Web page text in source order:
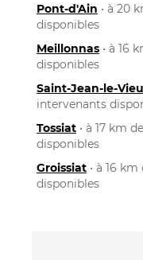
Pont-d'Ain • à 20
disponibles
Meillonnas • à 16
disponibles
Saint-Jean-le-
intervenants
Tossiat • à 17 km
disponibles
Groissiat • à 16
disponibles